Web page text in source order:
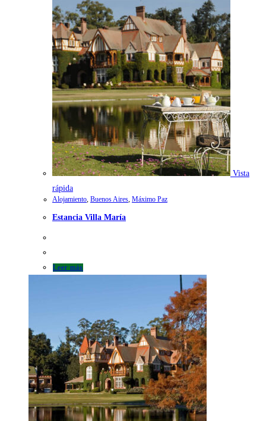
Vista
rápida
Alojamiento, Buenos Aires, Máximo Paz
Estancia Villa María
Leer más